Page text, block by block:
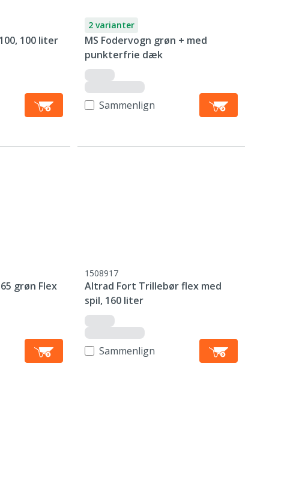
100 liter
2 varianter
MS Fodervogn grøn + med
punkterfrie dæk
Sammenlign
grøn Flex
1508917
Altrad Fort Trillebør flex med
spil, 160 liter
Sammenlign